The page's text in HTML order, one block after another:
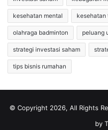
kesehatan mental kesehatan
olahraga badminton peluang
strategi investasi saham
tips bisnis rumahan
© Copyright 2026, All Rights
by